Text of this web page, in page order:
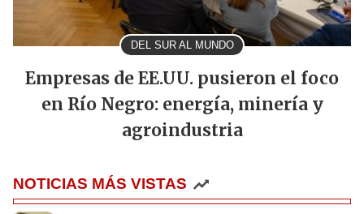
DEL SUR AL MUNDO
Empresas de EE.UU. pusieron el foco
en Río Negro: energía, minería y
agroindustria
NOTICIAS MÁS VISTAS